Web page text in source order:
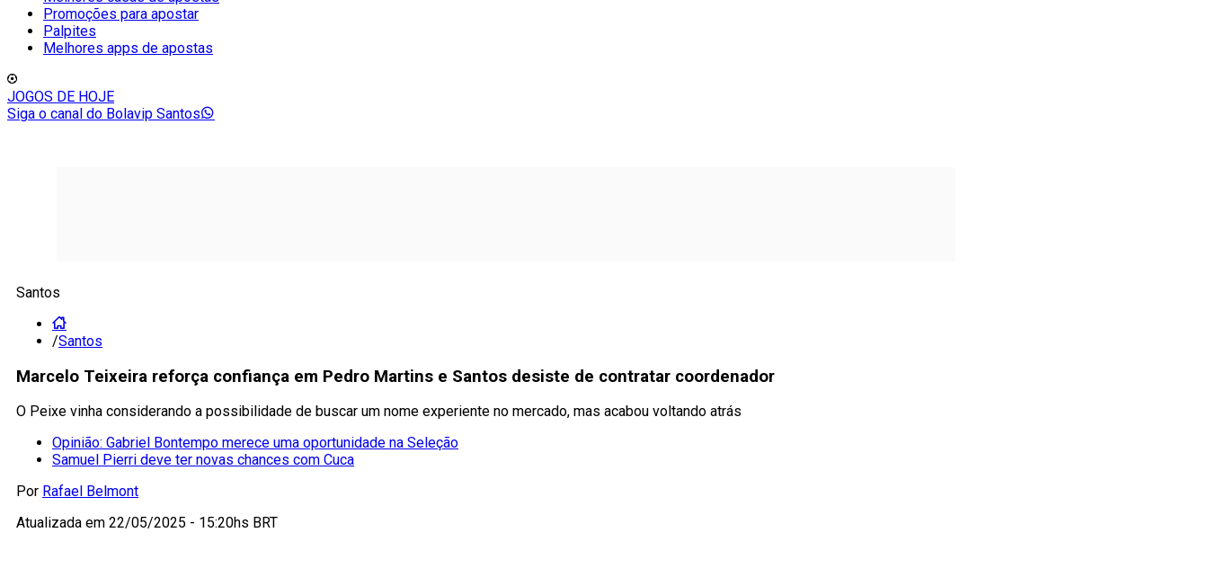
Promoções para apostar
Palpites
Melhores apps de apostas
JOGOS DE HOJE
Siga o canal do Bolavip Santos
Santos
/Santos
Marcelo Teixeira reforça confiança em Pedro Martins e Santos desiste de contratar coordenador
O Peixe vinha considerando a possibilidade de buscar um nome experiente no mercado, mas acabou voltando atrás
Opinião: Gabriel Bontempo merece uma oportunidade na Seleção
Samuel Pierri deve ter novas chances com Cuca
Por Rafael Belmont
Atualizada em 22/05/2025 - 15:20hs BRT